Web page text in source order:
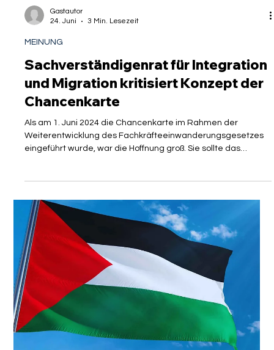
24. Juni
3 Min. Lesezeit
MEINUNG
Sachverständigenrat für Integration
Chancenkarte
Als am 1. Juni 2024 die Chancenkarte im Rahmen der
Weiterentwicklung des Fachkräfteeinwanderungsgesetzes
eingeführt wurde, war die Hoffnung groß. Sie sollte das
entscheidende Instrument werden, um den chronischen
Fachkräftemangel in Deutschland effektiv zu bekämpfen und
qualifizierten Talenten den Weg in den deutschen
Arbeitsmarkt zu ebnen. Zwei Jahre später steht dieses
liberale System jedoch im Kreuzfeuer der Kritik. Gut
ausgebildete ausländische Fachkräfte, Akademiker aus